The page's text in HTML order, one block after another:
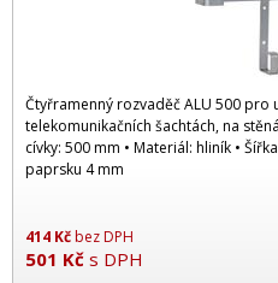
Čtyřramenný rozvaděč ALU 500 pro
telekomunikačních šachtách, na
cívky: 500 mm • Materiál: hliník •
paprsku 4 mm
414 Kčbez DPH
501 Kč s DPH